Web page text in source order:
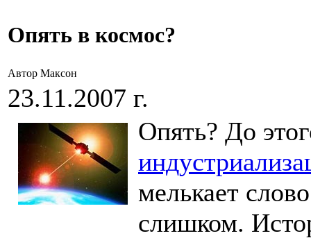
Опять в космос?
Автор Максон
23.11.2007 г.
Опять? До
мелькает
слишком.